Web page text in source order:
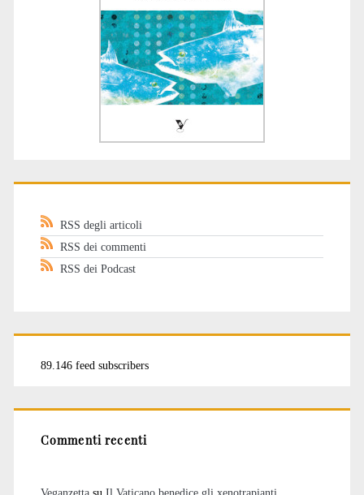
RSS degli articoli
RSS dei commenti
RSS dei Podcast
89.146 feed subscribers
Commenti recenti